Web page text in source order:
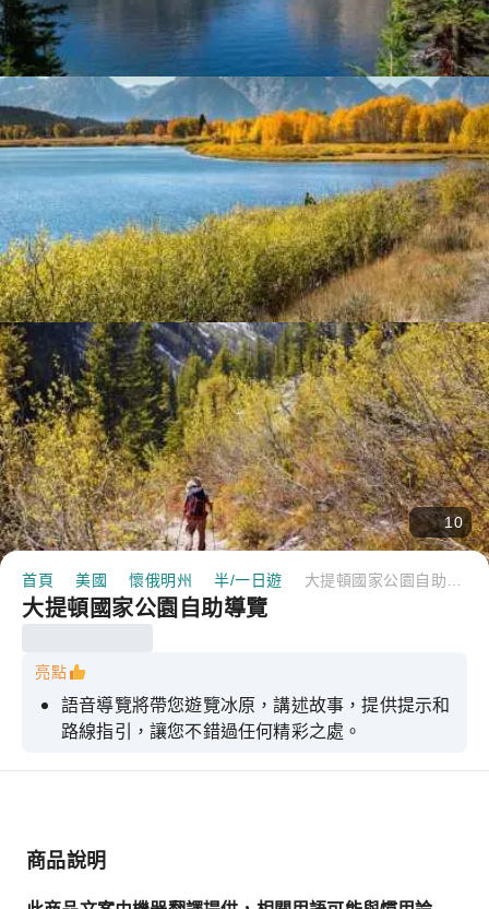
10
首頁 美國 懷俄明州 半/一日遊
大提頓國家公園自助導覽
亮點
語音導覽將帶您遊覽冰原，講述故事，提供提示和
路線指引，讓您不錯過任何精彩之處。
商品說明